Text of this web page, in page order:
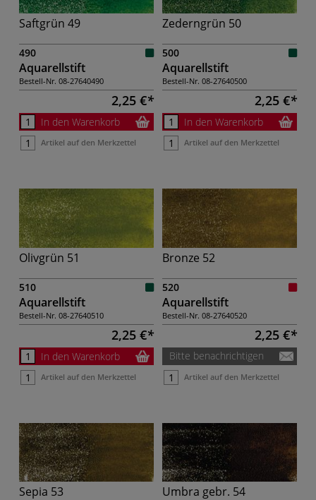
Saftgrün 49
490
Aquarellstift
Bestell-Nr. 08-27640490
2,25 €
In den Warenkorb
Artikel auf den Merkzettel
Zederngrün 50
500
Aquarellstift
Bestell-Nr. 08-27640500
2,25 €
In den Warenkorb
Artikel auf den Merkzettel
Olivgrün 51
510
Aquarellstift
Bestell-Nr. 08-27640510
2,25 €
In den Warenkorb
Artikel auf den Merkzettel
Bronze 52
520
Aquarellstift
Bestell-Nr. 08-27640520
2,25 €
Bitte benachrichtigen
Artikel auf den Merkzettel
Sepia 53 Umbra gebr. 54